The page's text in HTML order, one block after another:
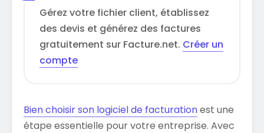
Gérez votre fichier client, établissez
des devis et générez des factures
gratuitement sur Facture.net. Créer un
compte
Bien choisir son logiciel de facturationest une
étape essentielle pour votre entreprise. Avec